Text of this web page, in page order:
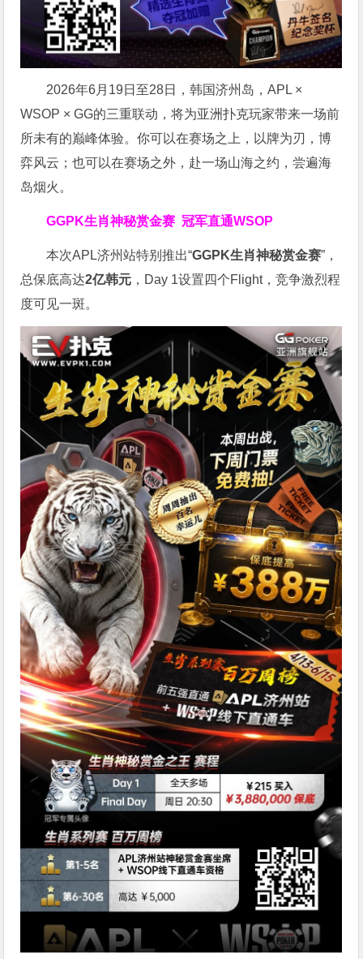
2026年6月19日至28日，韩国济州岛，APL ×
WSOP × GG的三重联动，将为亚洲扑克玩家带来一场前
所未有的巅峰体验。你可以在赛场之上，以牌为刃，博
弈风云；也可以在赛场之外，赴一场山海之约，尝遍海
岛烟火。
GGPK生肖神秘赏金赛冠军直通WSOP
本次APL济州站特别推出“GGPK生肖神秘赏金赛”，
总保底高达2亿韩元 ，Day 1设置四个Flight，竞争激烈程
度可见一斑。